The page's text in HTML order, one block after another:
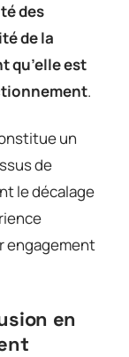
des
de la
qu’elle est
.
un
de
le décalage
engagement
en